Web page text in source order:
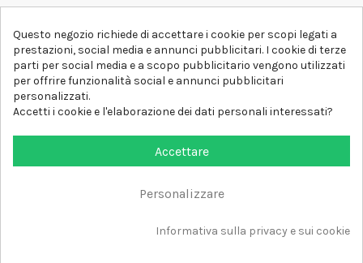
belli da vedere, ma che trasmettano anche un messaggio importante.
Che siate alla ricerca di una t-shirt unica e di tendenza, di una felpa
comoda e accogliente o di un accessorio esclusivo,D-SHIRTha
qualcosa per tutti.
Follow us
Questo negozio richiede di accettare i cookie per scopi legati a
prestazioni, social media e annunci pubblicitari. I cookie di terze
parti per social media e a scopo pubblicitario vengono utilizzati
per offrire funzionalità social e annunci pubblicitari
personalizzati.
Accetti i cookie e l'elaborazione dei dati personali interessati?
Accettare
Personalizzare
Informativa sulla privacy e sui cookie